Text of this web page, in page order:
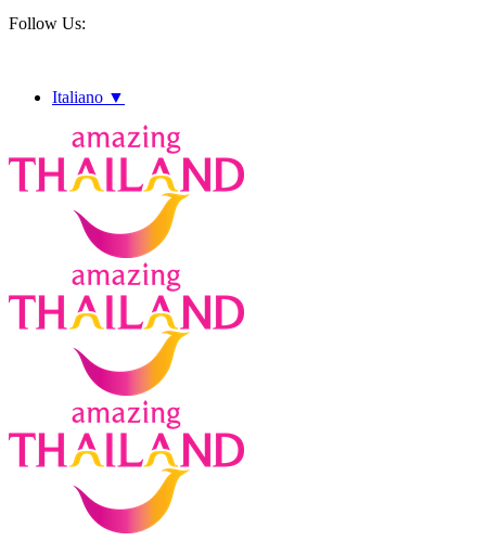
Follow Us:
Italiano